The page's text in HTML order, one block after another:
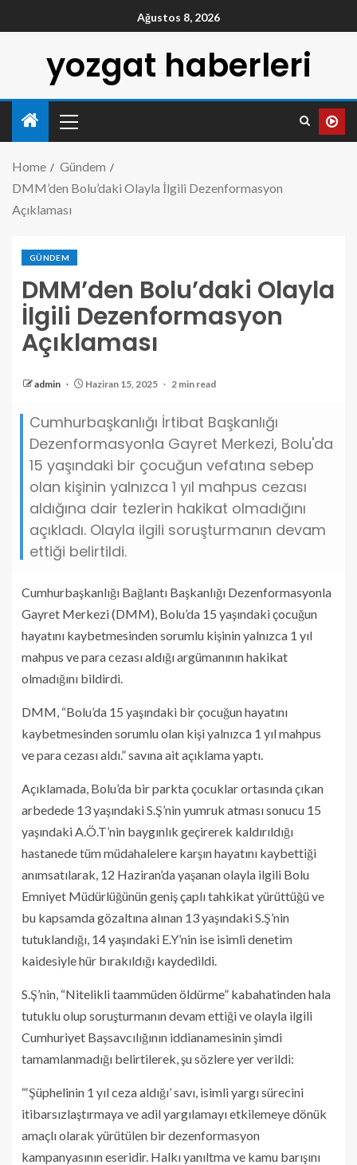
Ağustos 8, 2026
yozgat haberleri
Home
Gündem
DMM’den Bolu’daki Olayla İlgili Dezenformasyon
Açıklaması
GÜNDEM
DMM’den Bolu’daki Olayla
İlgili Dezenformasyon
Açıklaması
admin Haziran 15, 2025 2 min read
Cumhurbaşkanlığı İrtibat Başkanlığı
Dezenformasyonla Gayret Merkezi, Bolu'da
15 yaşındaki bir çocuğun vefatına sebep
olan kişinin yalnızca 1 yıl mahpus cezası
aldığına dair tezlerin hakikat olmadığını
açıkladı. Olayla ilgili soruşturmanın devam
ettiği belirtildi.
Cumhurbaşkanlığı Bağlantı Başkanlığı Dezenformasyonla
Gayret Merkezi (DMM), Bolu’da 15 yaşındaki çocuğun
hayatını kaybetmesinden sorumlu kişinin yalnızca 1 yıl
mahpus ve para cezası aldığı argümanının hakikat
olmadığını bildirdi.
DMM, “Bolu’da 15 yaşındaki bir çocuğun hayatını
kaybetmesinden sorumlu olan kişi yalnızca 1 yıl mahpus
ve para cezası aldı.” savına ait açıklama yaptı.
Açıklamada, Bolu’da bir parkta çocuklar ortasında çıkan
arbedede 13 yaşındaki S.Ş’nin yumruk atması sonucu 15
yaşındaki A.Ö.T’nin baygınlık geçirerek kaldırıldığı
hastanede tüm müdahalelere karşın hayatını kaybettiği
anımsatılarak, 12 Haziran’da yaşanan olayla ilgili Bolu
Emniyet Müdürlüğünün geniş çaplı tahkikat yürüttüğü ve
bu kapsamda gözaltına alınan 13 yaşındaki S.Ş’nin
tutuklandığı, 14 yaşındaki E.Y’nin ise isimli denetim
kaidesiyle hür bırakıldığı kaydedildi.
S.Ş’nin, “Nitelikli taammüden öldürme” kabahatinden hala
tutuklu olup soruşturmanın devam ettiği ve olayla ilgili
Cumhuriyet Başsavcılığının iddianamesinin şimdi
tamamlanmadığı belirtilerek, şu sözlere yer verildi:
“‘Şüphelinin 1 yıl ceza aldığı’ savı, isimli yargı sürecini
itibarsızlaştırmaya ve adil yargılamayı etkilemeye dönük
amaçlı olarak yürütülen bir dezenformasyon
kampanyasının eseridir. Halkı yanıltma ve kamu barışını